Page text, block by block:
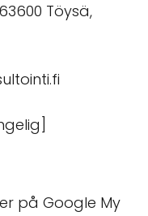
Töysä,
på Google My